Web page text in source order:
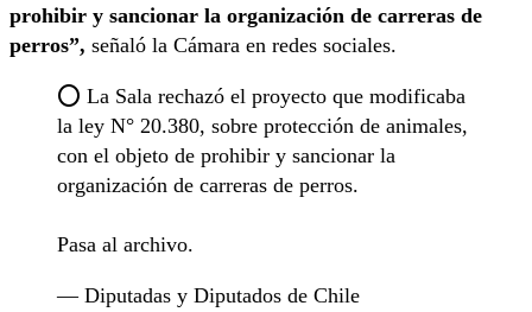
prohibir y sancionar la organización de carreras de
perros”, señaló la Cámara en redes sociales.
⭕️ La Sala rechazó el proyecto que modificaba
la ley N° 20.380, sobre protección de animales,
con el objeto de prohibir y sancionar la
organización de carreras de perros.
Pasa al archivo.
— Diputadas y Diputados de Chile